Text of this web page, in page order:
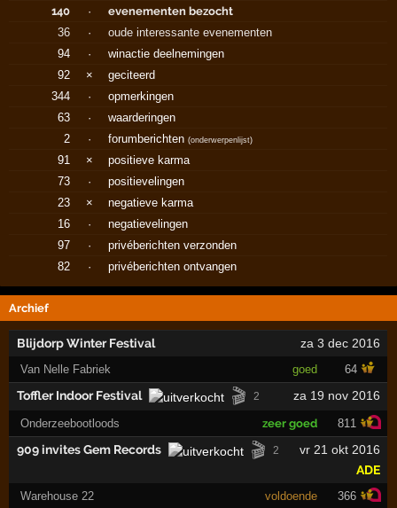
140
·
evenementen bezocht
36
·
oude interessante evenementen
94
·
winactie deelnemingen
92
×
geciteerd
344
·
opmerkingen
63
·
waarderingen
2
· forumberichten(onderwerpenlijst)
91 ×
positieve karma
73
·
positievelingen
23
×
negatieve karma
16
·
negatievelingen
97
·
privéberichten verzonden
82
· privéberichten ontvangen
Archief
Blijdorp Winter Festival za 3 dec 2016
Van Nelle Fabriek goed 64
Toffler Indoor Festival 🎬 2 za 19 nov 2016
Onderzeebootloods zeer goed 811
909 invites Gem Records 🎬 2
vr 21 okt 2016
ADE
Warehouse 22 voldoende 366